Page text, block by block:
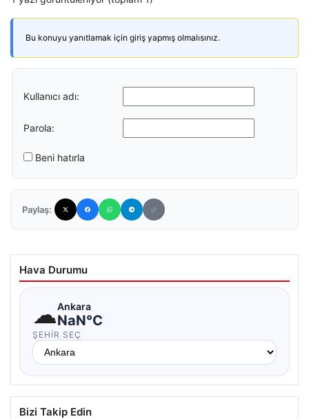
Bu konuyu yanıtlamak için giriş yapmış olmalısınız.
Kullanıcı adı:
Parola:
Beni hatırla
Paylaş:
Hava Durumu
☁Ankara
NaN°C
ŞEHIR SEÇ
Bizi Takip Edin